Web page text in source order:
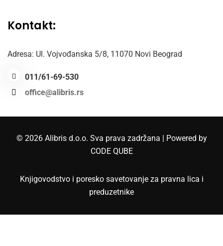
Kontakt:
Adresa: Ul. Vojvođanska 5/8, 11070 Novi Beograd
011/61-69-530
office@alibris.rs
© 2026 Alibris d.o.o. Sva prava zadržana | Powered by
CODE QUBE
Knjigovodstvo i poresko savetovanje za pravna lica i
preduzetnike